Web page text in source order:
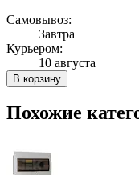
Самовывоз:
Завтра
Курьером:
10 августа
В корзину
Похожие